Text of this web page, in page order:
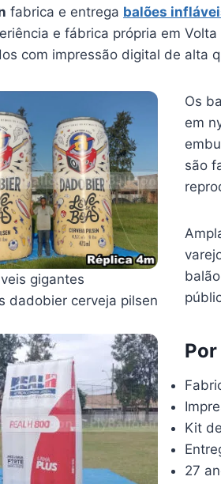
fabrica e entrega balões
e fábrica própria em
com impressão digital de alta
gigantes
dadobier cerveja pilsen
Os
em
são
Kit
27